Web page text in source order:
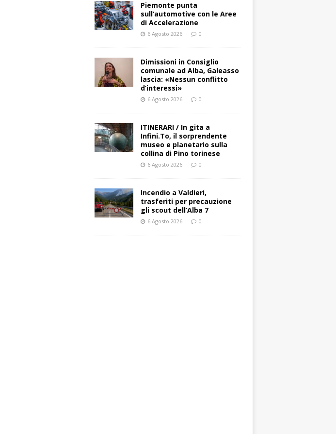
Piemonte punta
sull’automotive con le Aree
di Accelerazione
6 Agosto 2026 0
Dimissioni in Consiglio
comunale ad Alba, Galeasso
lascia: «Nessun conflitto
d’interessi»
6 Agosto 2026 0
ITINERARI / In gita a
Infini.To, il sorprendente
museo e planetario sulla
collina di Pino torinese
6 Agosto 2026 0
Incendio a Valdieri,
trasferiti per precauzione
gli scout dell’Alba 7
6 Agosto 2026 0